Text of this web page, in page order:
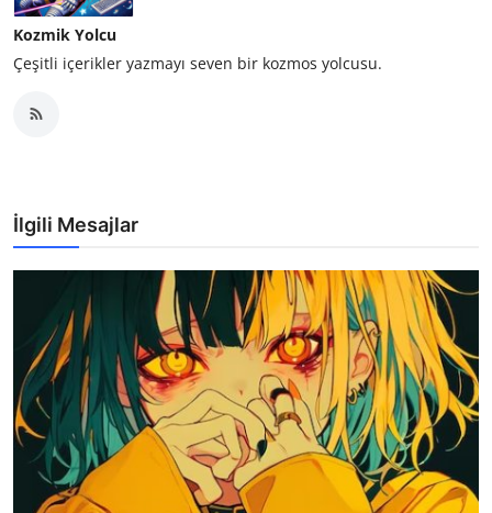
Kozmik Yolcu
Çeşitli içerikler yazmayı seven bir kozmos yolcusu.
İlgili Mesajlar